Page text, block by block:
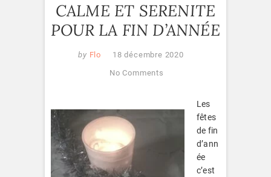
CALME ET SERENITE
POUR LA FIN D’ANNÉE
by Flo
18 décembre 2020
No Comments
Les
fêtes
de fin
d’ann
ée
c’est